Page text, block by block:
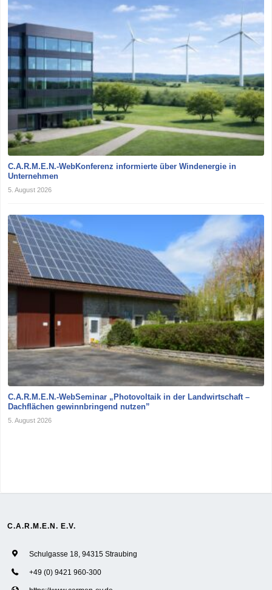
C.A.R.M.E.N.-WebKonferenz informierte über Windenergie in
Unternehmen
5. August 2026
C.A.R.M.E.N.-WebSeminar „Photovoltaik in der Landwirtschaft –
Dachflächen gewinnbringend nutzen”
5. August 2026
C.A.R.M.E.N. E.V.
Schulgasse 18, 94315 Straubing
+49 (0) 9421 960-300